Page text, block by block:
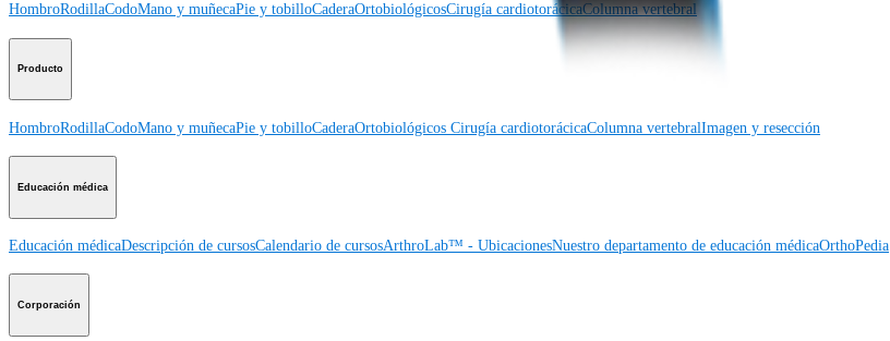
HombroRodillaCodoMano y muñecaPie y tobilloCaderaOrtobiológicosCirugía cardiotorácicaColumna vertebral
Producto
HombroRodillaCodoMano y muñecaPie y tobilloCaderaOrtobiológicos Cirugía cardiotorácicaColumna vertebralImagen y resección
Educación médica
Educación médicaDescripción de cursosCalendario de cursosArthroLab™ - UbicacionesNuestro departamento de educación médicaOrthoPedia
Corporación